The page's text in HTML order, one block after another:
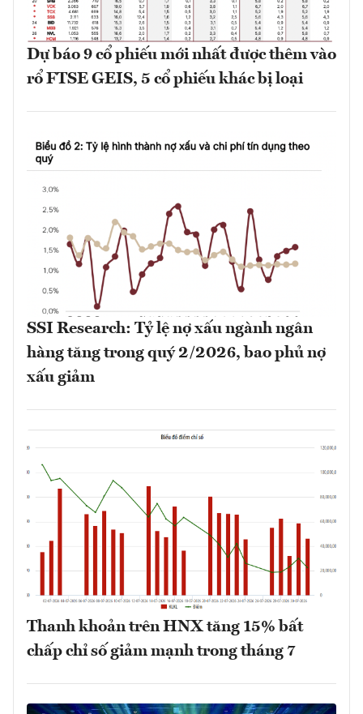
Dự báo 9 cổ phiếu mới nhất được thêm vào
rổ FTSE GEIS, 5 cổ phiếu khác bị loại
SSI Research: Tỷ lệ nợ xấu ngành ngân
hàng tăng trong quý 2/2026, bao phủ nợ
xấu giảm
Thanh khoản trên HNX tăng 15% bất
chấp chỉ số giảm mạnh trong tháng 7